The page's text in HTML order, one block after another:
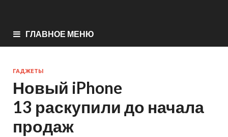
ГЛАВНОЕ МЕНЮ
ГАДЖЕТЫ
Новый iPhone
13 раскупили до начала
продаж